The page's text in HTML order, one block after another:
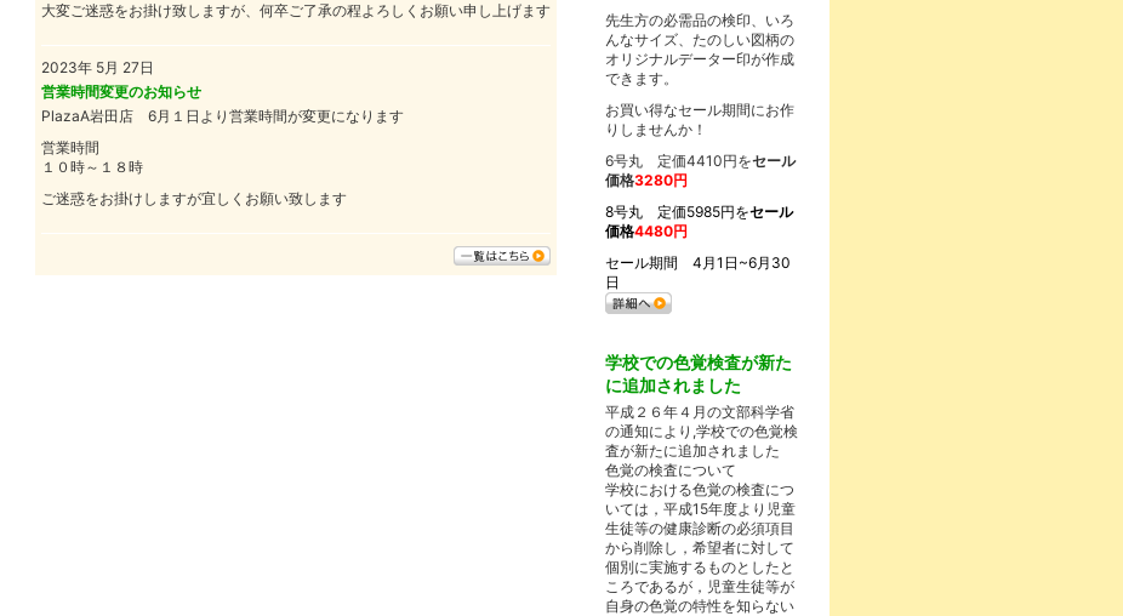
大変ご迷惑をお掛け致しますが、何卒ご了承の程よろしくお願い申し上げます
2023年 5月 27日
営業時間変更のお知らせ
PlazaA岩田店 6月１日より営業時間が変更になります
営業時間
１０時～１８時
ご迷惑をお掛けしますが宜しくお願い致します
先生方の必需品の検印、いろ
んなサイズ、たのしい図柄の
オリジナルデーター印が作成
できます。
お買い得なセール期間にお作
りしませんか！
6号丸 定価4410円をセール
価格3280円
8号丸 定価5985円をセール
価格4480円
セール期間 4月1日~6月30
日
学校での色覚検査が新た
に追加されました
平成２６年４月の文部科学省
の通知により,学校での色覚検
査が新たに追加されました
色覚の検査について
学校における色覚の検査につ
いては，平成15年度より児童
生徒等の健康診断の必須項目
から削除し，希望者に対して
個別に実施するものとしたと
ころであるが，児童生徒等が
自身の色覚の特性を知らない